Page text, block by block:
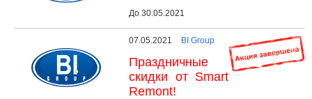
До 30.05.2021
07.05.2021 BI Group
Праздничные
скидки от Smart
Remont!